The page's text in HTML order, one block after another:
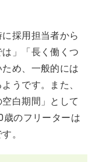
採用担当者から
は」「長く働くつ
め、一般的には
うです。また、
白期間」として
のフリーターは
。